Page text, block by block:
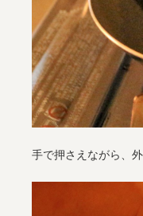
手で押さえながら、